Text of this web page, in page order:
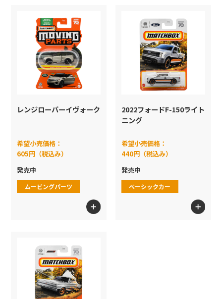
レンジローバーイヴォーク
希望小売価格：
605円（税込み）
発売中
ムービングパーツ
2022フォードF-150ライト
ニング
希望小売価格：
440円（税込み）
発売中
ベーシックカー